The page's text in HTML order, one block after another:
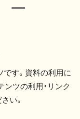
す。資料の利用に
ンツの利用・リンク
い。